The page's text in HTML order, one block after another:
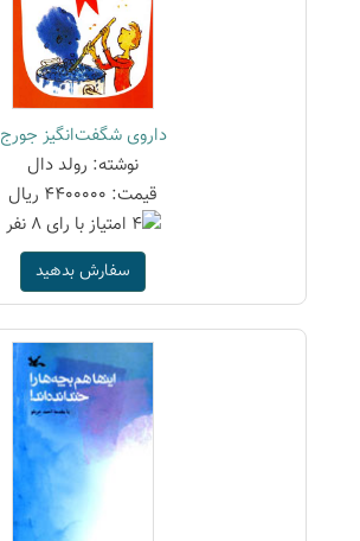
داروی شگفت‌انگیز جورج
نوشته: رولد دال
قیمت: 4400000 ریال
سفارش بدهید